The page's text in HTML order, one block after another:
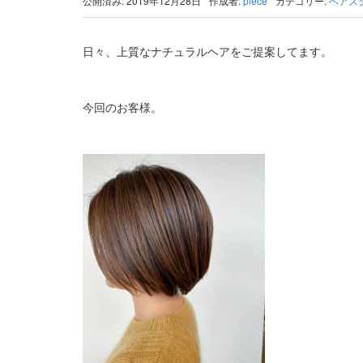
日々、上質なナチュラルヘアをご提案してます。
今回のお客様。